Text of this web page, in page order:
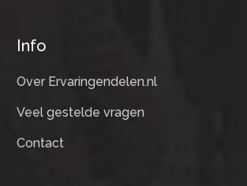
Info
Over Ervaringendelen.nl
Veel gestelde vragen
Contact